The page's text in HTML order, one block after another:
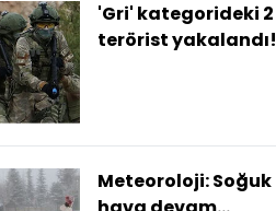
'Gri' kategorideki 2
terörist yakalandı!
Meteoroloji: Soğuk